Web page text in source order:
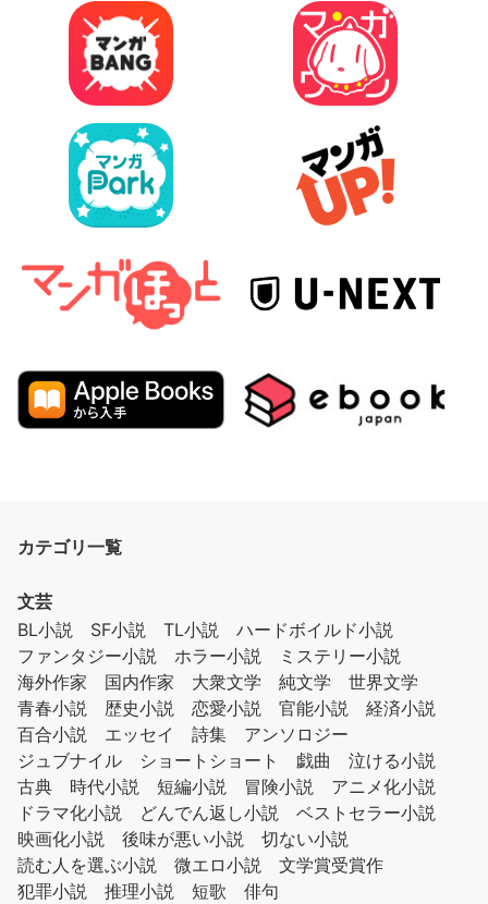
カテゴリ一覧
文芸
BL小説
SF小説 TL小説
ハードボイルド小説
ファンタジー小説
ホラー小説
ミステリー小説
海外作家
国内作家 大衆文学 純文学
世界文学
青春小説
歴史小説 恋愛小説 官能小説
経済小説
百合小説
エッセイ 詩集
アンソロジー
ジュブナイル
ショートショート 戯曲
泣ける小説
古典
時代小説 短編小説 冒険小説
アニメ化小説
ドラマ化小説
どんでん返し小説
ベストセラー小説
映画化小説
後味が悪い小説
切ない小説
読む人を選ぶ小説
微エロ小説
文学賞受賞作
犯罪小説
推理小説 短歌
俳句